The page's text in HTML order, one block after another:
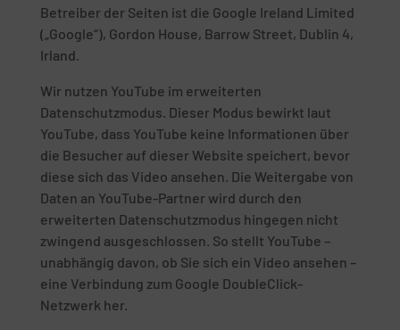
Betreiber der Seiten ist die Google Ireland Limited
(„Google“), Gordon House, Barrow Street, Dublin 4,
Irland.
Wir nutzen YouTube im erweiterten
Datenschutzmodus. Dieser Modus bewirkt laut
YouTube, dass YouTube keine Informationen über
die Besucher auf dieser Website speichert, bevor
diese sich das Video ansehen. Die Weitergabe von
Daten an YouTube-Partner wird durch den
erweiterten Datenschutzmodus hingegen nicht
zwingend ausgeschlossen. So stellt YouTube –
unabhängig davon, ob Sie sich ein Video ansehen –
eine Verbindung zum Google DoubleClick-
Netzwerk her.